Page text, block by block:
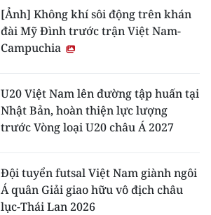
[Ảnh] Không khí sôi động trên khán
đài Mỹ Đình trước trận Việt Nam-
Campuchia
U20 Việt Nam lên đường tập huấn tại
Nhật Bản, hoàn thiện lực lượng
trước Vòng loại U20 châu Á 2027
Đội tuyển futsal Việt Nam giành ngôi
Á quân Giải giao hữu vô địch châu
lục-Thái Lan 2026